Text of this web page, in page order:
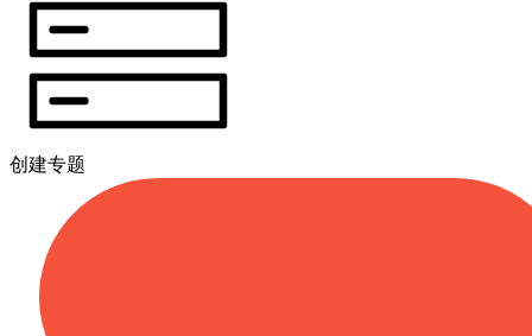
创建专题